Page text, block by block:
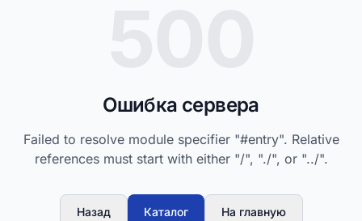
Ошибка сервера
Failed to resolve module specifier "#entry". Relative
references must start with either "/", "./", or "../".
Назад Каталог На главную